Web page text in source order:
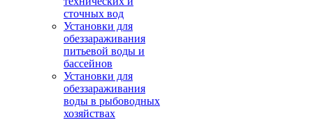
сточных вод
Установки для
обеззараживания
питьевой воды и
бассейнов
Установки для
обеззараживания
воды в рыбоводных
хозяйствах